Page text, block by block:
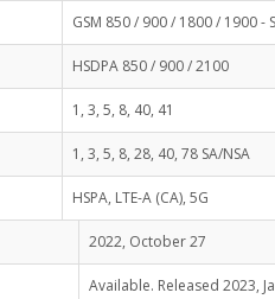
GSM 850 / 900 / 1800 / 1900 -
HSDPA 850 / 900 / 2100
1, 3, 5, 8, 40, 41
1, 3, 5, 8, 28, 40, 78 SA/NSA
HSPA, LTE-A (CA), 5G
2022, October 27
Available. Released 2023,